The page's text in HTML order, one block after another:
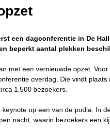
een dagconferentie in De
beperkt aantal plekken
met een vernieuwde opzet.
overdag. Die vindt plaats
1.500 bezoekers.
op een van de podia. In
nacht, waarin bezoekers een